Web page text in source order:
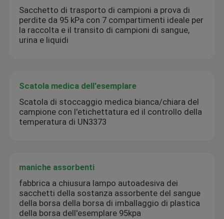
Sacchetto di trasporto di campioni a prova di
perdite da 95 kPa con 7 compartimenti ideale per
la raccolta e il transito di campioni di sangue,
urina e liquidi
Scatola medica dell'esemplare
Scatola di stoccaggio medica bianca/chiara del
campione con l'etichettatura ed il controllo della
temperatura di UN3373
maniche assorbenti
fabbrica a chiusura lampo autoadesiva dei
sacchetti della sostanza assorbente del sangue
della borsa della borsa di imballaggio di plastica
della borsa dell'esemplare 95kpa